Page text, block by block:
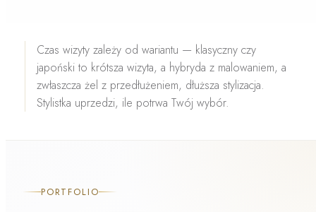
Czas wizyty zależy od wariantu — klasyczny czy
japoński to krótsza wizyta, a hybryda z malowaniem, a
zwłaszcza żel z przedłużeniem, dłuższa stylizacja.
Stylistka uprzedzi, ile potrwa Twój wybór.
PORTFOLIO